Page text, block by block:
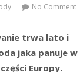
No Comment
trwa lato i
jaka panuje w
Europy.